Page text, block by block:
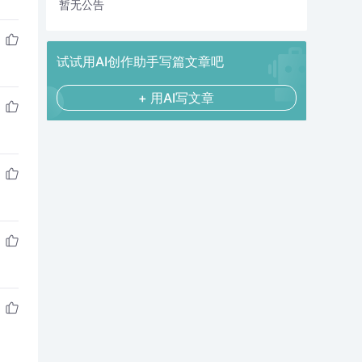
暂无公告
试试用AI创作助手写篇文章吧
+ 用AI写文章